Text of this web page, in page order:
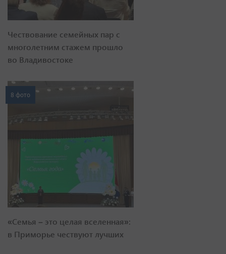
Чествование семейных пар с
многолетним стажем прошло
во Владивостоке
8 фото
«Семья – это целая вселенная»:
в Приморье чествуют лучших